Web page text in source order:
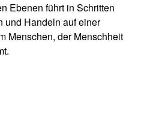
Ebenen führt in Schritten
und Handeln auf einer
Menschen, der Menschheit